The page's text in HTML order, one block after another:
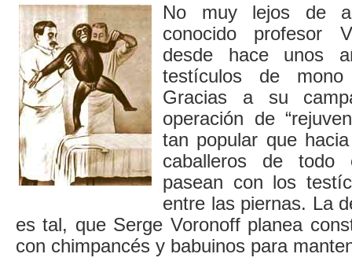
No muy lejos de
conocido profesor
desde hace unos
testículos de
Gracias a su
operación de
tan popular que
caballeros de
pasean con los
entre las piernas. La
es tal, que Serge Voronoff planea
con chimpancés y babuinos para